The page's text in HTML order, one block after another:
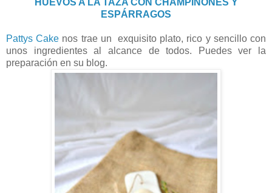
ESPÁRRAGOS
Pattys Cake nos trae un exquisito plato, rico y sencillo con
unos ingredientes al alcance de todos. Puedes ver la
preparación en su blog.